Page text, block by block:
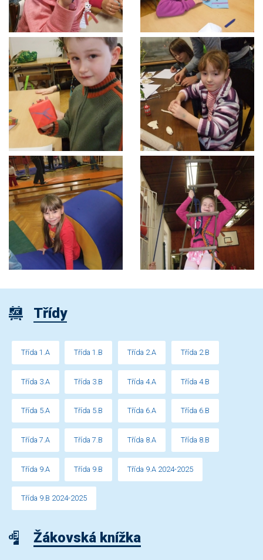
Třídy
Třída 1.A Třída 1.B Třída 2.A Třída 2.B
Třída 3.A Třída 3.B Třída 4.A Třída 4.B
Třída 5.A Třída 5.B Třída 6.A Třída 6.B
Třída 7.A Třída 7.B Třída 8.A Třída 8.B
Třída 9.A Třída 9.B Třída 9.A 2024-2025
Třída 9.B 2024-2025
Žákovská knížka